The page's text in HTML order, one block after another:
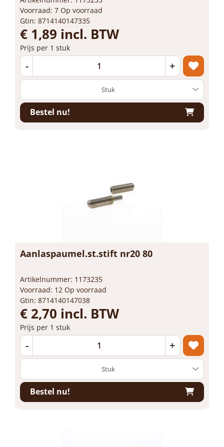
Voorraad: 7 Op voorraad
Gtin: 8714140147335
€ 1,89 incl. BTW
Prijs per 1 stuk
- +
Bestel nu!
Aanlaspaumel.st.stift nr20 80
Artikelnummer: 1173235
Voorraad: 12 Op voorraad
Gtin: 8714140147038
€ 2,70 incl. BTW
Prijs per 1 stuk
- +
Bestel nu!